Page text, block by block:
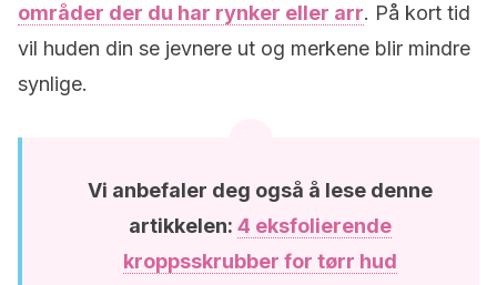
områder der du har rynker eller arr. På kort tid
vil huden din se jevnere ut og merkene blir mindre
synlige.
Vi anbefaler deg også å lese denne
artikkelen: 4 eksfolierende
kroppsskrubber for tørr hud